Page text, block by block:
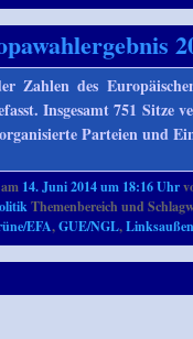
Zahlen des
Insgesamt 751 Sitze
Parteien und
14. Juni 2014 um 18:16 Uhr
Themenbereich und
EFA,GUE/NGL,